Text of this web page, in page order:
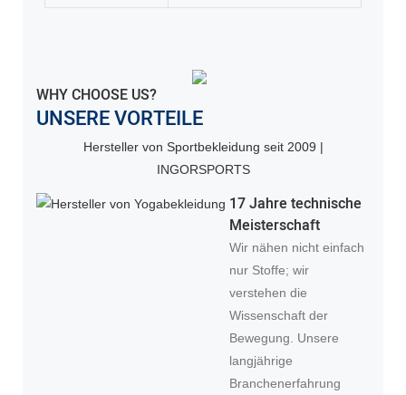
WHY CHOOSE US?
UNSERE VORTEILE
Hersteller von Sportbekleidung seit 2009 |
INGORSPORTS
17 Jahre technische
Meisterschaft
Wir nähen nicht einfach
nur Stoffe; wir
verstehen die
Wissenschaft der
Bewegung. Unsere
langjährige
Branchenerfahrung